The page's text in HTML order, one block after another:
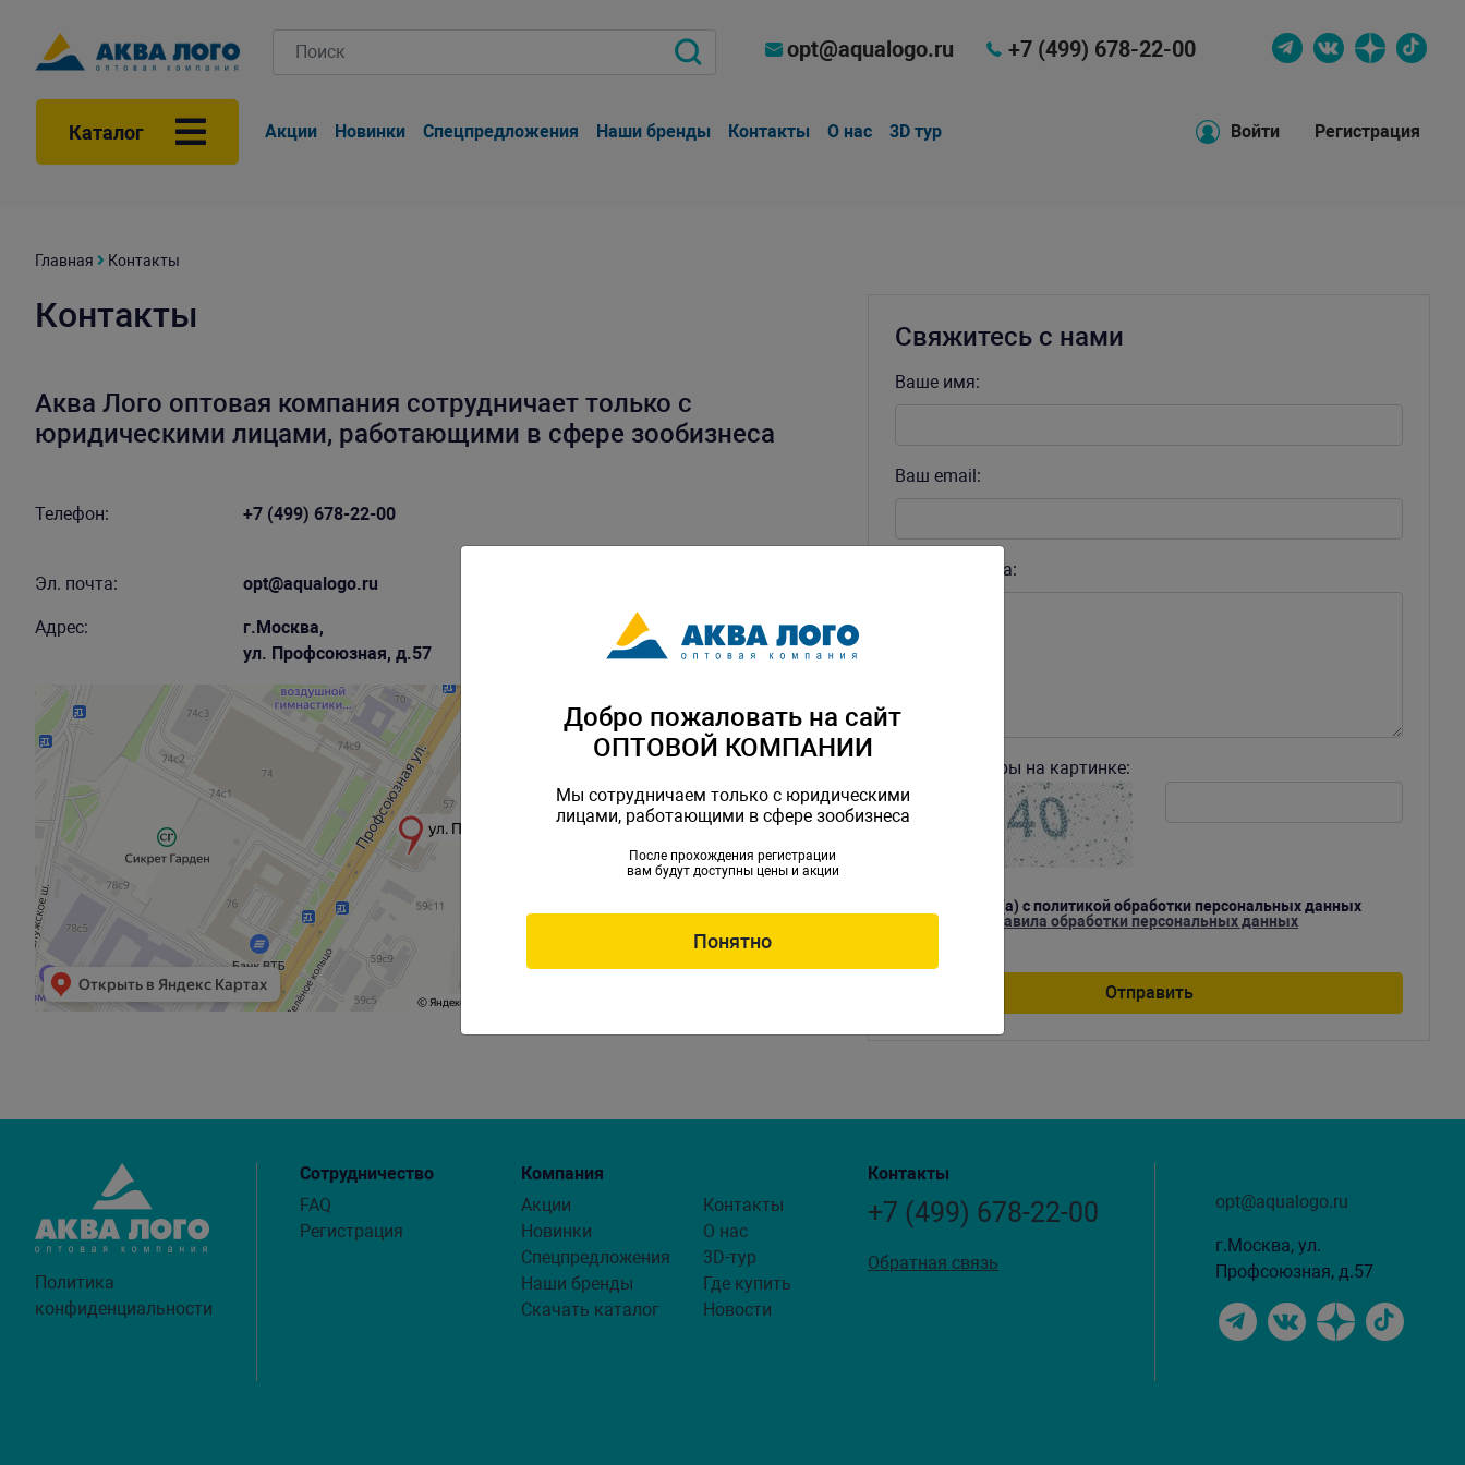
opt@aqualogo.ru +7 (499) 678-22-00
Каталог Акции Новинки Спецпредложения Наши бренды Контакты О нас 3D тур Войти Регистрация
Главная Контакты
Контакты
Аква Лого оптовая компания сотрудничает только с
юридическими лицами, работающими в сфере зообизнеса
Телефон: +7 (499) 678-22-00
Эл. почта: opt@aqualogo.ru
Адрес:
г.Москва,
ул. Профсоюзная, д.57
Свяжитесь с нами
Ваше имя:
Ваш email:
Текст вопроса:
Введите цифры на картинке:
Я согласен(а) с политикой обработки персональных данных
Скачать правила обработки персональных данных
Политика
конфиденциальности
Сотрудничество
FAQ
Регистрация
Компания
Акции
Новинки
Спецпредложения
Наши бренды
Скачать каталог
Контакты
О нас
3D-тур
Где купить
Новости
Контакты
+7 (499) 678-22-00
Обратная связь
opt@aqualogo.ru
г.Москва, ул.
Профсоюзная, д.57
Добро пожаловать на сайт
ОПТОВОЙ КОМПАНИИ
Мы сотрудничаем только с юридическими
лицами, работающими в сфере зообизнеса
После прохождения регистрации
вам будут доступны цены и акции
Понятно